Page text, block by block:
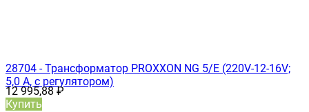
28704 - Трансформатор PROXXON NG 5/Е (220V-12-16V;
5,0 А, с регулятором)
12 995,88₽
Купить